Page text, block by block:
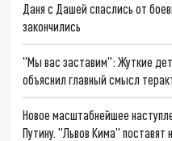
Даня с Дашей спаслись от
закончились
"Мы вас заставим": Жуткие
объяснил главный смысл
Новое масштабнейшее
Путину. "Львов Кима"